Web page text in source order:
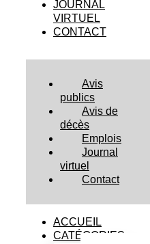
JOURNAL
VIRTUEL
CONTACT
Avis
publics
Avis de
décès
Emplois
Journal
virtuel
Contact
ACCUEIL
CATÉGORIES